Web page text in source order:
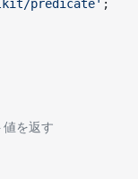
predicate' ;
を返す